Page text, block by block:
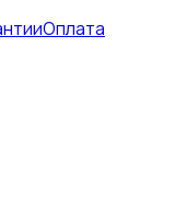
Оплата